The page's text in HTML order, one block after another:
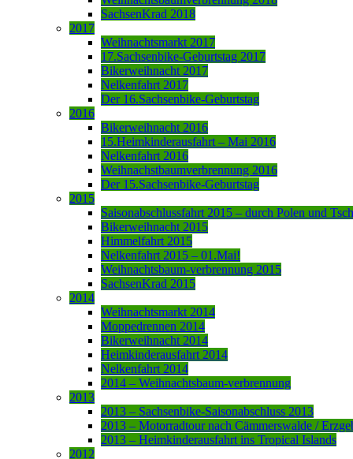
SachsenKrad 2018
2017
Weihnachtsmarkt 2017
17.Sachsenbike-Geburtstag 2017
Bikerweihnacht 2017
Nelkenfahrt 2017
Der 16.Sachsenbike-Geburtstag
2016
Bikerweihnacht 2016
15.Heimkinderausfahrt – Mai 2016
Nelkenfahrt 2016
Weihnachstbaumverbrennung 2016
Der 15.Sachsenbike-Geburtstag
2015
Saisonabschlussfahrt 2015 – durch Polen und
Bikerweihnacht 2015
Himmelfahrt 2015
Nelkenfahrt 2015 – 01.Mai!
Weihnachtsbaum-verbrennung 2015
SachsenKrad 2015
2014
Weihnachtsmarkt 2014
Moppedrennen 2014
Bikerweihnacht 2014
Heimkinderausfahrt 2014
Nelkenfahrt 2014
2014 – Weihnachtsbaum-verbrennung
2013
2013 – Sachsenbike-Saisonabschluss 2013
2013 – Motorradtour nach Cämmerswalde /
2013 – Heimkinderausfahrt ins Tropical Islands
2012